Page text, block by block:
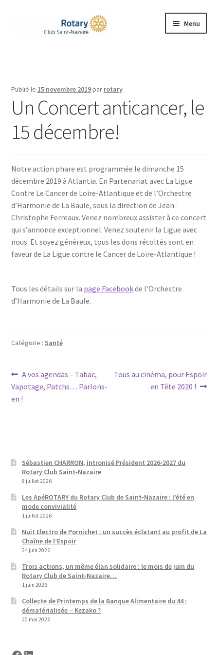
Menu
enfant
Notre Club
Ouvrir
le
Nos Actions
Contacts
Publié le 15 novembre 2019par rotary
Un Concert anticancer, le
15 décembre!
Notre action phare est programmée le dimanche 15
décembre 2019 à Atlantia. En Partenariat avec La Ligue
Contre Le Cancer de Loire-Atlantique et de l’Orchestre
d’Harmonie de La Baule, sous la direction de Jean-
Christophe Ferreaux. Venez nombreux assister à ce concert
qui s’annonce exceptionnel. Venez soutenir la Ligue avec
nous. Et soyez généreux, tous les dons récoltés sont en
faveur de La Ligue contre le Cancer de Loire-Atlantique !
Tous les détails sur la page Facebookde l’Orchestre
d’Harmonie de La Baule.
Catégorie : Santé
Navigation
de
Article
précédent :
A vos agendas – Tabac,
Vapotage, Patchs… Parlons-
en !
Article
Tous au cinéma, pour Espoir
en Tête 2020 !
Sébastien CHARRON, intronisé Président 2026‑2027 du
Rotary Club Saint‑Nazaire
8 juillet 2026
Les ApéROTARY du Rotary Club de Saint‑Nazaire : l’été en
mode convivialité
1 juillet 2026
Nuit Electro de Pornichet : un succès éclatant au profit de La
Chaîne de l’Espoir
24 juin 2026
Trois actions, un même élan solidaire : le mois de juin du
Rotary Club de Saint‑Nazaire…
1 juin 2026
Collecte de Printemps de la Banque Alimentaire du 44 :
dématérialisée – Kezako ?
20 mai 2026